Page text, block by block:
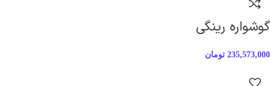
گوشواره رینگی
235,573,000 تومان